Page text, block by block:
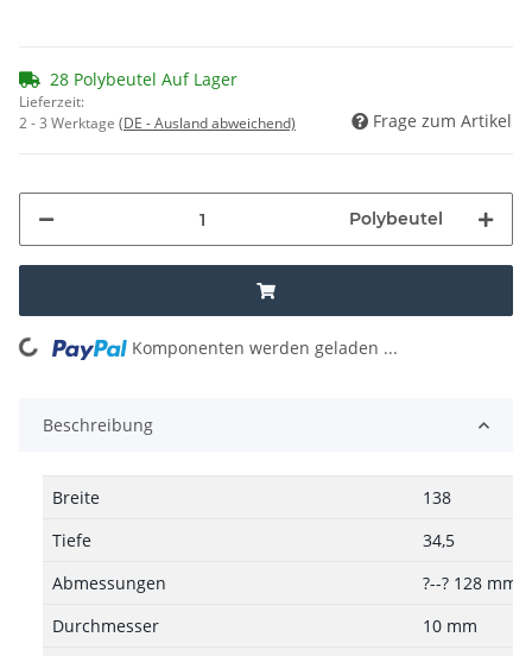
28 Polybeutel Auf Lager
Lieferzeit:
2 - 3 Werktage (DE - Ausland abweichend) Frage zum Artikel
Polybeutel
Loading... Komponenten werden geladen ...
Beschreibung
Breite
138
Tiefe
34,5
Abmessungen
?--? 128 mm,
Durchmesser
10 mm